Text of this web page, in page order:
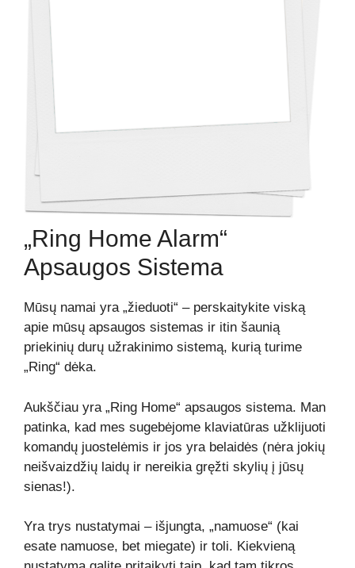
„Ring Home Alarm“
Apsaugos Sistema
Mūsų namai yra „žieduoti“ – perskaitykite viską
apie mūsų apsaugos sistemas ir itin šaunią
priekinių durų užrakinimo sistemą, kurią turime
„Ring“ dėka.
Aukščiau yra „Ring Home“ apsaugos sistema. Man
patinka, kad mes sugebėjome klaviatūras užklijuoti
komandų juostelėmis ir jos yra belaidės (nėra jokių
neišvaizdžių laidų ir nereikia gręžti skylių į jūsų
sienas!).
Yra trys nustatymai – išjungta, „namuose“ (kai
esate namuose, bet miegate) ir toli. Kiekvieną